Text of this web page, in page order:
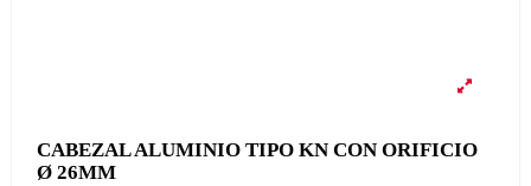
CABEZAL ALUMINIO TIPO KN CON ORIFICIO
Ø 26MM